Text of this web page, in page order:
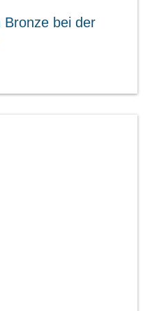
Bronze bei der